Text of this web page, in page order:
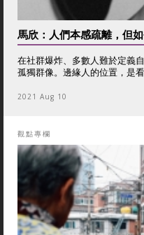
馬欣：人們本感疏離，但
在社群爆炸、多數人難於定義
孤獨群像。邊緣人的位置，是
2021 Aug 10
觀點專欄